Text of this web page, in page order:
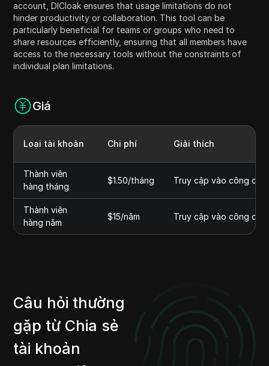
account, DICloak ensures that usage limitations do not
hinder productivity or collaboration. This tool can be
particularly beneficial for teams or groups who need to
share resources efficiently, ensuring that all members have
access to the necessary tools without the constraints of
individual plan limitations.
Giá
Loại tài khoản Chi phí Giải thích
Thành viên
hàng tháng
$1.50/tháng Truy cập vào công cụ
Thành viên
hàng năm
$15/năm Truy cập vào công cụ
Câu hỏi thường
gặp từ Chia sẻ
tài khoản